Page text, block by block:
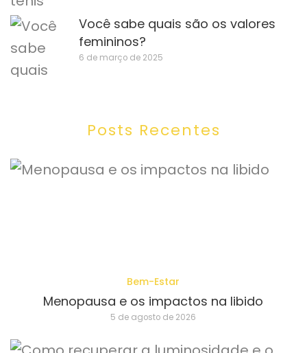
Você sabe quais são os valores
femininos?
6 de março de 2025
Posts Recentes
Bem-Estar
Menopausa e os impactos na libido
5 de agosto de 2026